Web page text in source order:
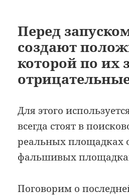
Перед
создают
которой по их
Для этого
всегда стоят в
реальных площадках
фальшивых
Поговорим о